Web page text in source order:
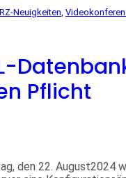
Neuigkeiten
Pflicht
den 22. August2024